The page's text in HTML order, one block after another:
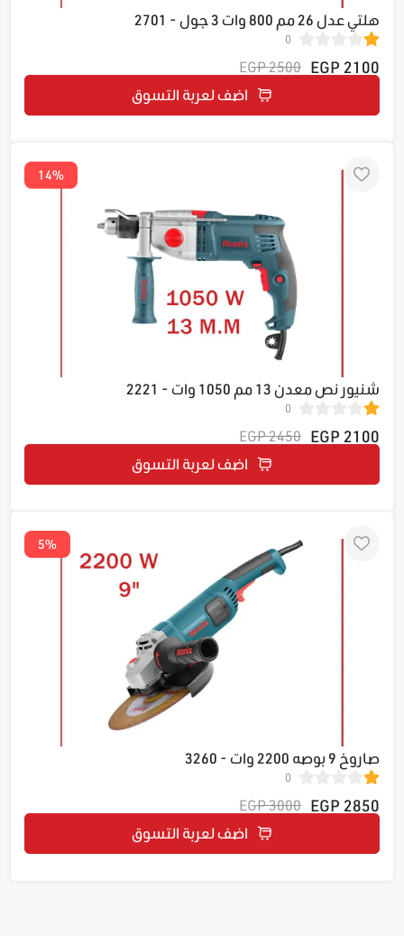
هلتي عدل 26 مم 800 وات 3 جول - 2701
0
2100 EGP
2500 EGP
اضف لعربة التسوق
14%
شنيور نص معدن 13 مم 1050 وات - 2221
0
2100 EGP
2450 EGP
اضف لعربة التسوق
5%
صاروخ 9 بوصه 2200 وات - 3260
0
2850 EGP
3000 EGP
اضف لعربة التسوق